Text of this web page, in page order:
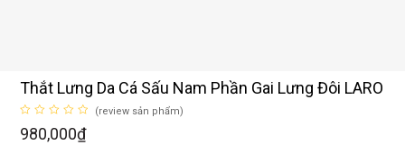
Thắt Lưng Da Cá Sấu Nam Phần Gai Lưng Đôi LARO
xếp
(review sản phẩm)
980,000₫